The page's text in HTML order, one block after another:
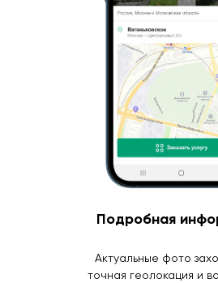
Подробная
Актуальные фото
точная геолокация и